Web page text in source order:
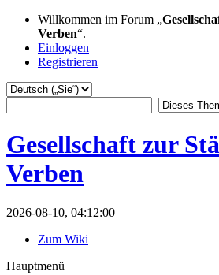
Willkommen im Forum „
Verben“.
Einloggen
Registrieren
Gesellschaft zur
Verben
2026-08-10, 04:12:00
Zum Wiki
Hauptmenü